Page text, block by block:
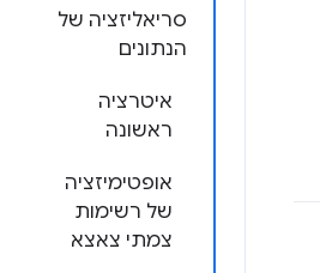
סריאליזציה של
הנתונים
איטרציה
ראשונה
אופטימיזציה
של רשימות
צמתי צאצא